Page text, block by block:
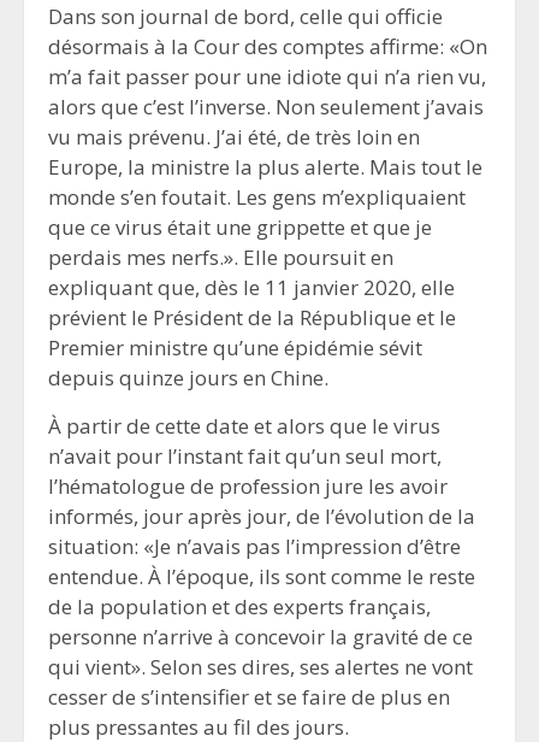
Dans son journal de bord, celle qui officie
désormais à la Cour des comptes affirme: «On
m’a fait passer pour une idiote qui n’a rien vu,
alors que c’est l’inverse. Non seulement j’avais
vu mais prévenu. J’ai été, de très loin en
Europe, la ministre la plus alerte. Mais tout le
monde s’en foutait. Les gens m’expliquaient
que ce virus était une grippette et que je
perdais mes nerfs.». Elle poursuit en
expliquant que, dès le 11 janvier 2020, elle
prévient le Président de la République et le
Premier ministre qu’une épidémie sévit
depuis quinze jours en Chine.
À partir de cette date et alors que le virus
n’avait pour l’instant fait qu’un seul mort,
l’hématologue de profession jure les avoir
informés, jour après jour, de l’évolution de la
situation: «Je n’avais pas l’impression d’être
entendue. À l’époque, ils sont comme le reste
de la population et des experts français,
personne n’arrive à concevoir la gravité de ce
qui vient». Selon ses dires, ses alertes ne vont
cesser de s’intensifier et se faire de plus en
plus pressantes au fil des jours.